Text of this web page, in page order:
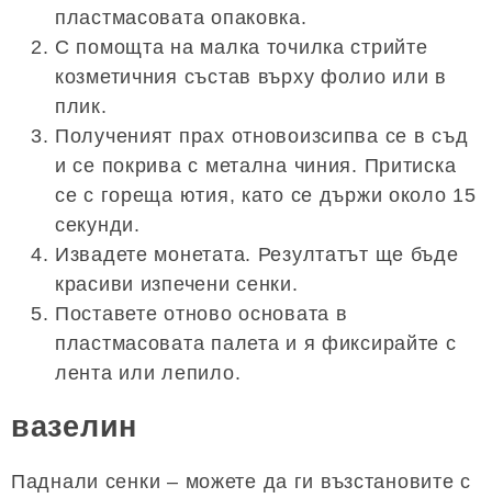
пластмасовата опаковка.
С помощта на малка точилка стрийте
козметичния състав върху фолио или в
плик.
Полученият прах отновоизсипва се в съд
и се покрива с метална чиния. Притиска
се с гореща ютия, като се държи около 15
секунди.
Извадете монетата. Резултатът ще бъде
красиви изпечени сенки.
Поставете отново основата в
пластмасовата палета и я фиксирайте с
лента или лепило.
вазелин
Паднали сенки – можете да ги възстановите с